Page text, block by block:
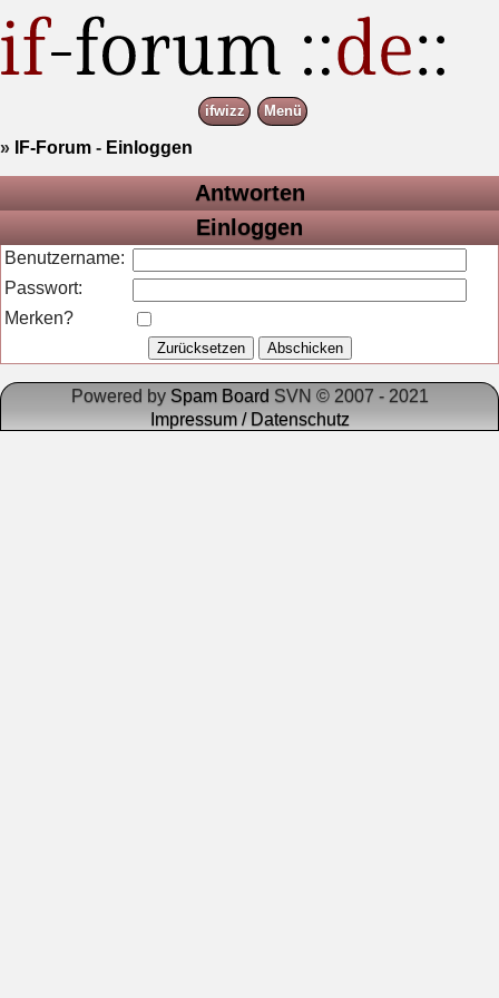
ifwizz Menü
» IF-Forum - Einloggen
Antworten
Einloggen
Benutzername:
Passwort:
Merken?
Powered by Spam Board SVN © 2007 - 2021
Impressum / Datenschutz